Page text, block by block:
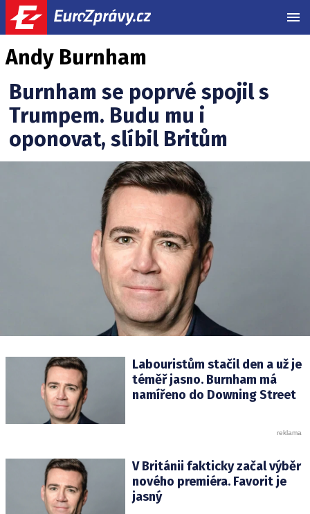
Andy Burnham
Burnham se poprvé spojil s
Trumpem. Budu mu i
oponovat, slíbil Britům
Labouristům stačil den a už je
téměř jasno. Burnham má
namířeno do Downing Street
V Británii fakticky začal výběr
nového premiéra. Favorit je
jasný